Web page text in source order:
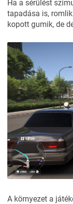
Ha a sérülést
tapadása is,
kopott gumik, de
A környezet a